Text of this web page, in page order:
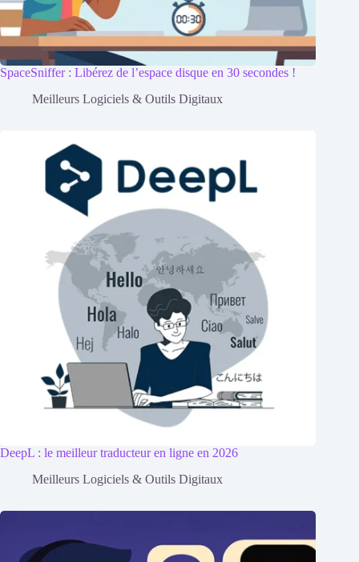
SpaceSniffer : Libérez de l’espace disque en 30 secondes !
Meilleurs Logiciels & Outils Digitaux
DeepL : le meilleur traducteur en ligne en 2026
Meilleurs Logiciels & Outils Digitaux